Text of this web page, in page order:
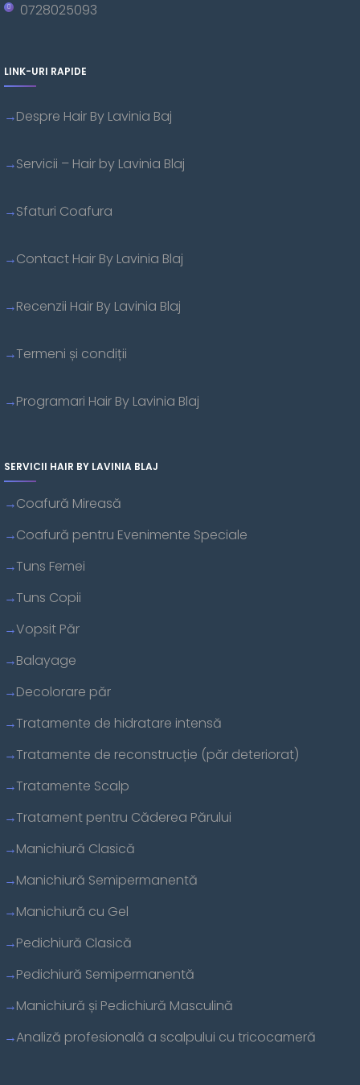
0728025093
LINK-URI RAPIDE
Despre Hair By Lavinia Baj
Servicii – Hair by Lavinia Blaj
Sfaturi Coafura
Contact Hair By Lavinia Blaj
Recenzii Hair By Lavinia Blaj
Termeni și condiții
Programari Hair By Lavinia Blaj
SERVICII HAIR BY LAVINIA BLAJ
Coafură Mireasă
Coafură pentru Evenimente Speciale
Tuns Femei
Tuns Copii
Vopsit Păr
Balayage
Decolorare păr
Tratamente de hidratare intensă
Tratamente de reconstrucție (păr deteriorat)
Tratamente Scalp
Tratament pentru Căderea Părului
Manichiură Clasică
Manichiură Semipermanentă
Manichiură cu Gel
Pedichiură Clasică
Pedichiură Semipermanentă
Manichiură și Pedichiură Masculină
Analiză profesională a scalpului cu tricocameră